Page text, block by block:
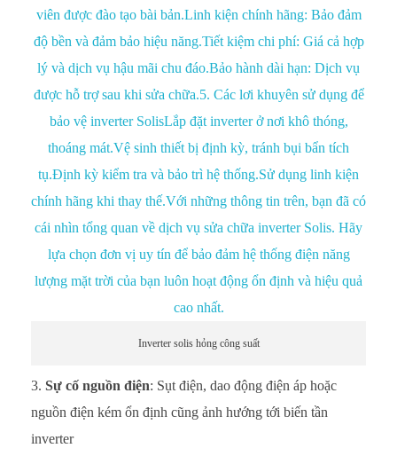
Inverter solis hỏng công suất
Sự cố nguồn điện: Sụt điện, dao động điện áp hoặc
nguồn điện kém ổn định cũng ảnh hướng tới biến tần
inverter